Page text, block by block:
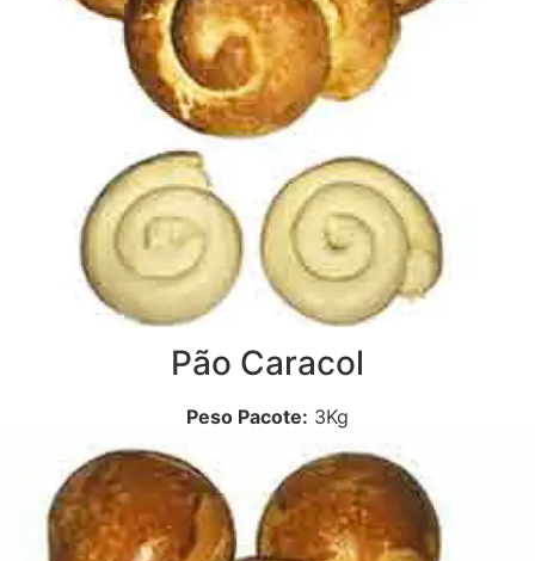
Pão Caracol
Peso Pacote: 3Kg